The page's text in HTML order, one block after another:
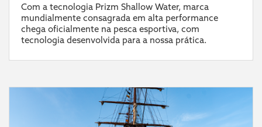
Com a tecnologia Prizm Shallow Water, marca
mundialmente consagrada em alta performance
chega oficialmente na pesca esportiva, com
tecnologia desenvolvida para a nossa prática.